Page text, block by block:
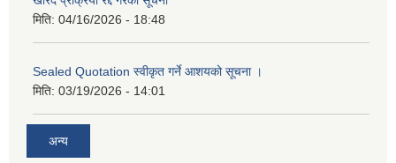
मिति: 04/16/2026 - 18:48
Sealed Quotation स्वीकृत गर्ने आशयको सूचना ।
मिति: 03/19/2026 - 14:01
अन्य